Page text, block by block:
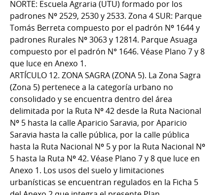
NORTE: Escuela Agraria (UTU) formado por los
padrones Nº 2529, 2530 y 2533. Zona 4 SUR: Parque
Tomás Berreta compuesto por el padrón Nº 1644 y
padrones Rurales Nº 3063 y 12814. Parque Asuaga
compuesto por el padrón N° 1646. Véase Plano 7 y 8
que luce en Anexo 1.
ARTÍCULO 12. ZONA SAGRA (ZONA 5). La Zona Sagra
(Zona 5) pertenece a la categoría urbano no
consolidado y se encuentra dentro del área
delimitada por la Ruta Nº 42 desde la Ruta Nacional
Nº 5 hasta la calle Aparicio Saravia, por Aparicio
Saravia hasta la calle pública, por la calle pública
hasta la Ruta Nacional Nº 5 y por la Ruta Nacional Nº
5 hasta la Ruta Nº 42. Véase Plano 7 y 8 que luce en
Anexo 1. Los usos del suelo y limitaciones
urbanísticas se encuentran regulados en la Ficha 5